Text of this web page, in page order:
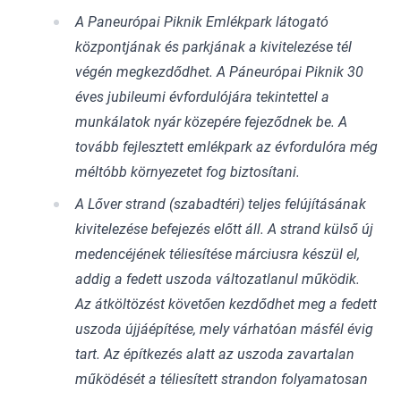
A Paneurópai Piknik Emlékpark látogató
központjának és parkjának a kivitelezése tél
végén megkezdődhet. A Páneurópai Piknik 30
éves jubileumi évfordulójára tekintettel a
munkálatok nyár közepére fejeződnek be. A
tovább fejlesztett emlékpark az évfordulóra még
méltóbb környezetet fog biztosítani.
A Lőver strand (szabadtéri) teljes felújításának
kivitelezése befejezés előtt áll. A strand külső új
medencéjének téliesítése márciusra készül el,
addig a fedett uszoda változatlanul működik.
Az átköltözést követően kezdődhet meg a fedett
uszoda újjáépítése, mely várhatóan másfél évig
tart. Az építkezés alatt az uszoda zavartalan
működését a téliesített strandon folyamatosan